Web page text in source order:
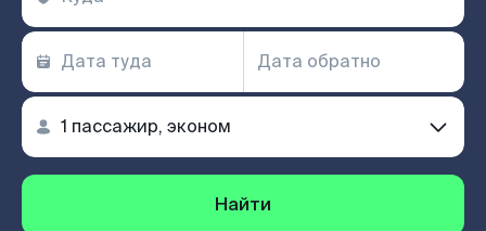
Найти